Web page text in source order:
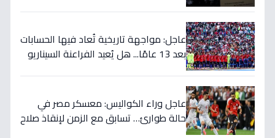
عاجل: مواجهة تاريخية تُعاد فيها الحسابات
بعد 13 عامًا... هل يُعيد الفراعنة السيناريو
عاجل وراء الكواليس: معسكر مصر في
حالة طوارئ… تسابق مع الزمن لإنقاذ صلاح